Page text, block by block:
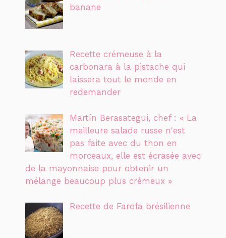
banane
Recette crémeuse à la
carbonara à la pistache qui
laissera tout le monde en
redemander
Martín Berasategui, chef : « La
meilleure salade russe n'est
pas faite avec du thon en
morceaux, elle est écrasée avec
de la mayonnaise pour obtenir un
mélange beaucoup plus crémeux »
Recette de Farofa brésilienne